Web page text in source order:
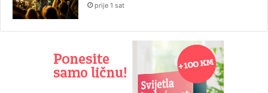
prije 1 sat